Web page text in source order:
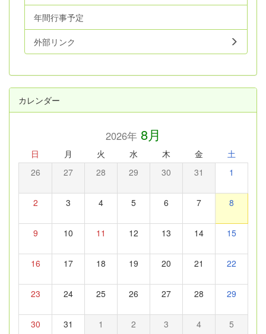
年間行事予定
外部リンク
カレンダー
2026年8月
日 月 火 水 木 金 土
26 27 28 29 30 31 1
2 3 4 5 6 7 8
9 10 11 12 13 14 15
16 17 18 19 20 21 22
23 24 25 26 27 28 29
30 31 1 2 3 4 5